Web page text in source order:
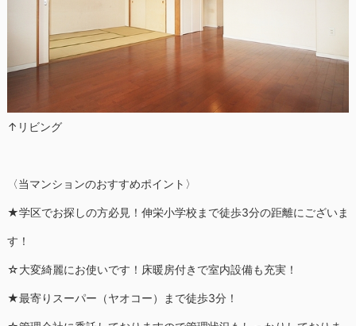
↑リビング
〈当マンションのおすすめポイント〉
★学区でお探しの方必見！伸栄小学校まで徒歩3分の距離にございま
す！
☆大変綺麗にお使いです！床暖房付きで室内設備も充実！
★最寄りスーパー（ヤオコー）まで徒歩3分！